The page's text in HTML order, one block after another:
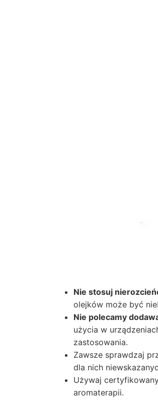
Nie stosuj
olejków może być
Nie polecamy
użycia w
zastosowania.
Zawsze sprawdzaj
dla nich
Używaj
aromaterapii.